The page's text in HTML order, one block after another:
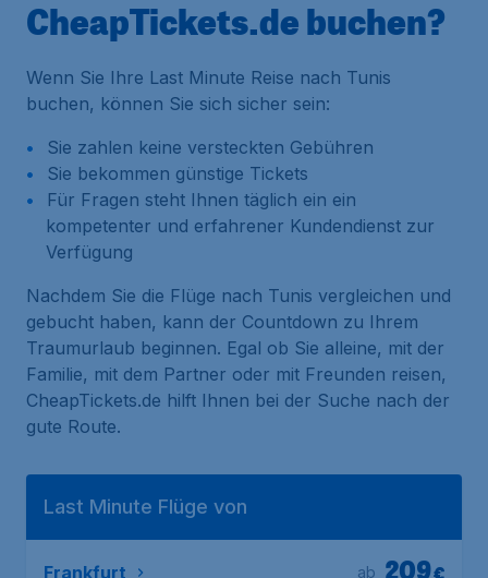
CheapTickets.de buchen?
Wenn Sie Ihre Last Minute Reise nach Tunis
buchen, können Sie sich sicher sein:
Sie zahlen keine versteckten Gebühren
Sie bekommen günstige Tickets
Für Fragen steht Ihnen täglich ein ein
kompetenter und erfahrener Kundendienst zur
Verfügung
Nachdem Sie die Flüge nach Tunis vergleichen und
gebucht haben, kann der Countdown zu Ihrem
Traumurlaub beginnen. Egal ob Sie alleine, mit der
Familie, mit dem Partner oder mit Freunden reisen,
CheapTickets.de hilft Ihnen bei der Suche nach der
gute Route.
Last Minute Flüge von
Frankfurt 209
ab